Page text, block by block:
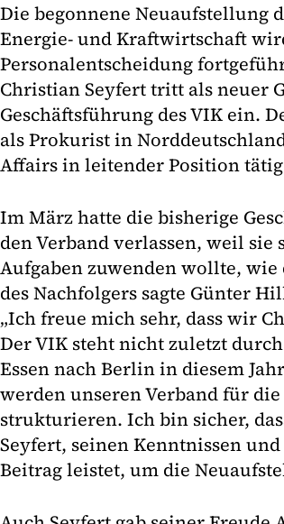
Die begonnene Neuaufstellung
Energie- und Kraftwirtschaft
Personalentscheidung
Christian Seyfert tritt als neuer
Geschäftsführung des VIK ein.
als Prokurist in
Affairs in leitender Position
Im März hatte die bisherige
den Verband verlassen, weil
Aufgaben zuwenden wollte,
des Nachfolgers sagte Günter
„Ich freue mich sehr, dass wir
Der VIK steht nicht zuletzt
Essen nach Berlin in diesem
werden unseren Verband für
strukturieren. Ich bin sicher,
Seyfert, seinen Kenntnissen
Beitrag leistet, um die